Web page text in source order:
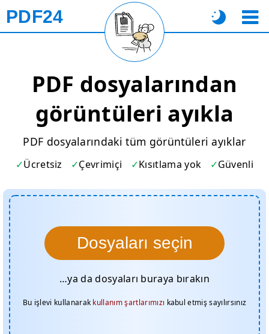
PDF24
PDF dosyalarından
görüntüleri ayıkla
PDF dosyalarındaki tüm görüntüleri ayıklar
Ücretsiz Çevrimiçi Kısıtlama yok Güvenli
Dosyaları seçin
…ya da dosyaları buraya bırakın
Bu işlevi kullanarak kullanım şartlarımızı kabul etmiş sayılırsınız